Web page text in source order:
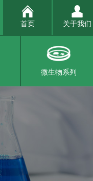
首页 关于我们
微生物系列